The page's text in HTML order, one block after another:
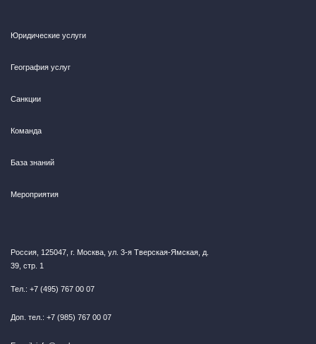
Юридические услуги
География услуг
Санкции
Команда
База знаний
Мероприятия
Россия, 125047, г. Москва, ул. 3-я Тверская-Ямская, д.
39, стр. 1
Тел.: +7 (495) 767 00 07
Доп. тел.: +7 (985) 767 00 07